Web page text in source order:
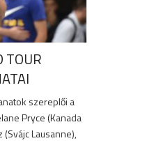
TOUR
szereplői a
Pryce (Kanada
Lausanne),